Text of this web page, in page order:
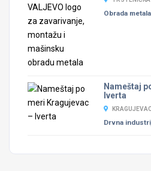
Obrada metala
Nameštaj
Iverta
Drvna